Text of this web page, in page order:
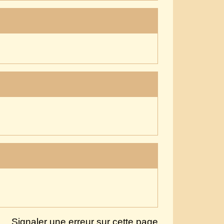
Signaler une erreur sur cette page